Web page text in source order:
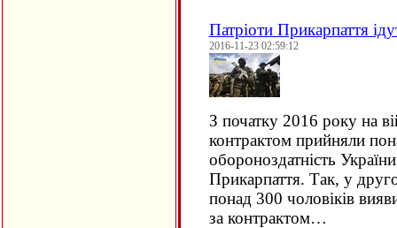
Патріоти Прикарпаття
2016-11-23 02:59:12
З початку 2016 року на
контрактом прийняли
обороноздатність
Прикарпаття. Так, у
понад 300 чоловіків
за контрактом…